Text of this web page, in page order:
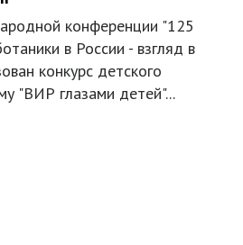
конференции "125
в России - взгляд в
конкурс детского
"ВИР глазами детей"...